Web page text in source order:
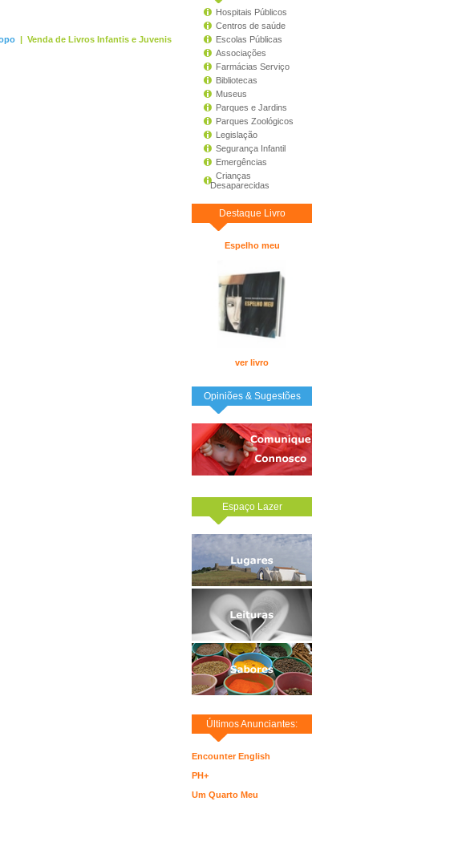
Hospitais Públicos
Centros de saúde
Escolas Públicas
Associações
Farmácias Serviço
Bibliotecas
Museus
Parques e Jardins
Parques Zoológicos
Legislação
Segurança Infantil
Emergências
Crianças
Desaparecidas
Destaque Livro
Espelho meu
ver livro
Opiniões & Sugestões
Espaço Lazer
Últimos Anunciantes:
Encounter English
PH+
Um Quarto Meu
| Venda de Livros Infantis e Juvenis